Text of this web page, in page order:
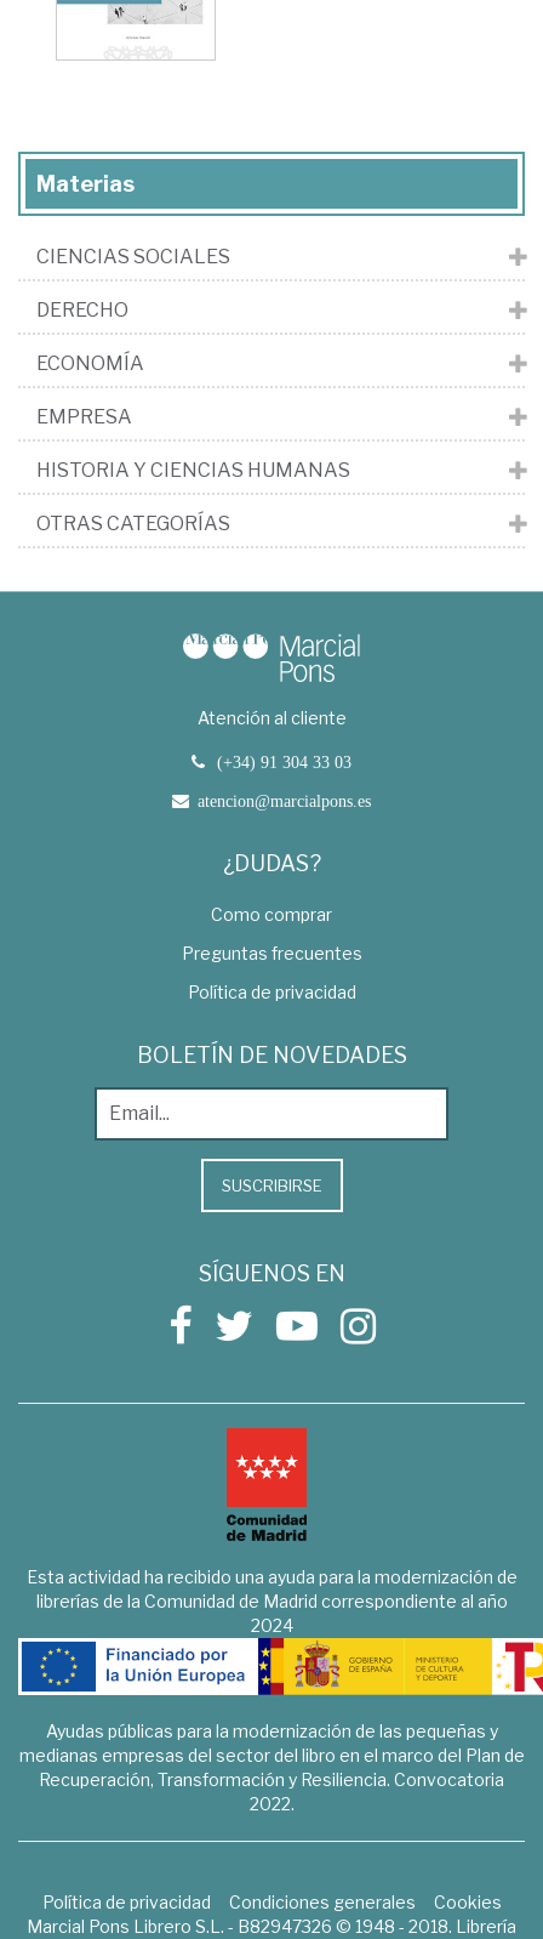
Materias
CIENCIAS SOCIALES
DERECHO
ECONOMÍA
EMPRESA
HISTORIA Y CIENCIAS HUMANAS
OTRAS CATEGORÍAS
Atención al cliente
(+34) 91 304 33 03
atencion@marcialpons.es
¿DUDAS?
Como comprar
Preguntas frecuentes
Política de privacidad
BOLETÍN DE NOVEDADES
SUSCRIBIRSE
SÍGUENOS EN
Esta actividad ha recibido una ayuda para la modernización de
librerías de la Comunidad de Madrid correspondiente al año
2024
Ayudas públicas para la modernización de las pequeñas y
medianas empresas del sector del libro en el marco del Plan de
Recuperación, Transformación y Resiliencia. Convocatoria
2022.
Política de privacidad Condiciones generales
Cookies
Marcial Pons Librero S.L. - B82947326 © 1948 - 2018. Librería